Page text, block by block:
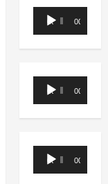
Lecteur
audio
00:00 00:00
Lecteur
audio
00:00 00:00
Lecteur
audio
00:00 00:00